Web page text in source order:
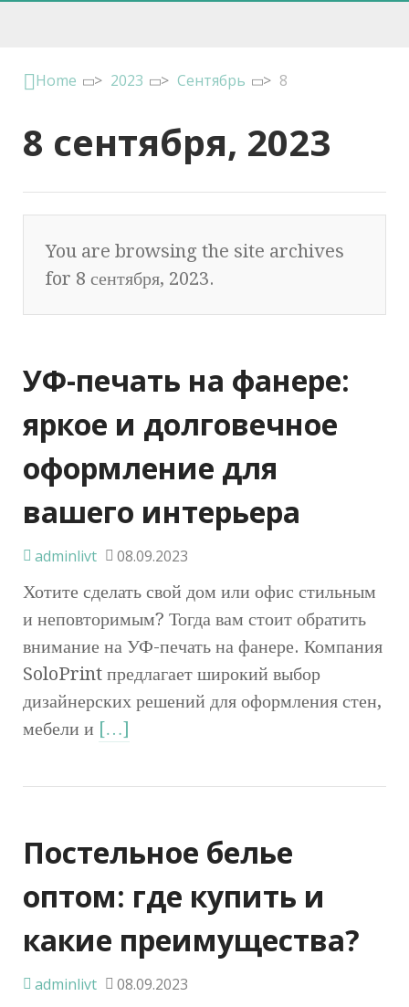
Home > 2023 > Сентябрь > 8
8 сентября, 2023
You are browsing the site archives
for 8 сентября, 2023.
УФ-печать на фанере:
яркое и долговечное
оформление для
вашего интерьера
adminlivt 08.09.2023
Хотите сделать свой дом или офис стильным
и неповторимым? Тогда вам стоит обратить
внимание на УФ-печать на фанере. Компания
SoloPrint предлагает широкий выбор
дизайнерских решений для оформления стен,
мебели и […]
Постельное белье
оптом: где купить и
какие преимущества?
adminlivt 08.09.2023